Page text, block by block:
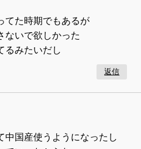
てた時期でもあるが
ないで欲しかった
るみたいだし
返信
中国産使うようになったし